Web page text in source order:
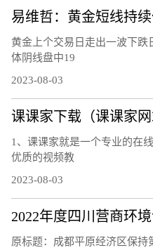
黄金上个交易日走出一波下跌
体阴线盘中19
2023-08-03
课课家下载（课课家网
1、课课家就是一个专业的在
优质的视频教
2023-08-03
2022年度四川营商环
原标题：成都平原经济区保